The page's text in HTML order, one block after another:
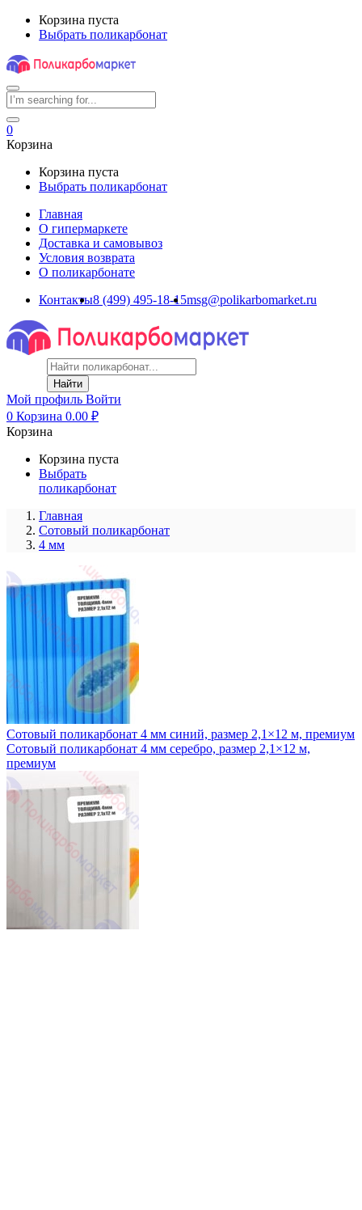
Корзина пуста
Выбрать поликарбонат
0
Корзина
Корзина пуста
Выбрать поликарбонат
Главная
О гипермаркете
Доставка и самовывоз
Условия возврата
О поликарбонате
Контакты8 (499) 495-18-15msg@polikarbomarket.ru
Найти
Мой профиль Войти
0 Корзина 0.00 ₽
Корзина
Корзина пуста
Выбрать
поликарбонат
Главная
Сотовый поликарбонат
4 мм
Сотовый поликарбонат 4 мм синий, размер 2,1×12 м, премиум
Сотовый поликарбонат 4 мм серебро, размер 2,1×12 м,
премиум